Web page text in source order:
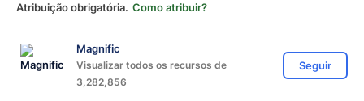
Atribuição obrigatória. Como atribuir?
Magnific
Visualizar todos os recursos de
3,282,856
Seguir